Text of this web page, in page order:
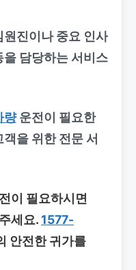
원진이나 중요 인사
을 담당하는 서비스
량운전이 필요한
객을 위한 전문 서
이 필요하시면
세요.1577-
안전한 귀가를